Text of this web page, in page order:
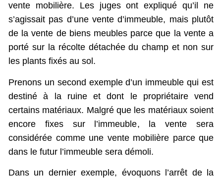
vente mobilière. Les juges ont expliqué qu’il ne
s’agissait pas d’une vente d’immeuble, mais plutôt
de la vente de biens meubles parce que la vente a
porté sur la récolte détachée du champ et non sur
les plants fixés au sol.
Prenons un second exemple d’un immeuble qui est
destiné à la ruine et dont le propriétaire vend
certains matériaux. Malgré que les matériaux soient
encore fixes sur l’immeuble, la vente sera
considérée comme une vente mobilière parce que
dans le futur l’immeuble sera démoli.
Dans un dernier exemple, évoquons l’arrêt de la